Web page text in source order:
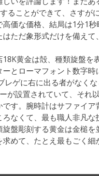
ることができて、さすが
価な価格、結局は1分1
ただ象形式だけを備え
黄金は殻、種類旋盤を
とローマフォント数字
レゲに右に出る者がなく
が設置されていて、それ
す。腕時計はサファイ
なくて、最も職人非凡
盤彫刻する黄金は金槌
めて、たとえ最もごく